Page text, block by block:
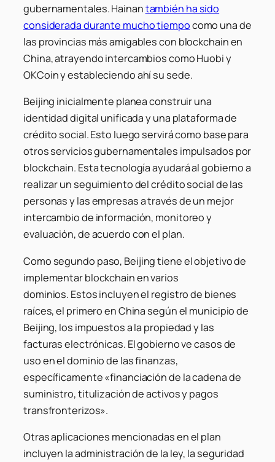
gubernamentales. Hainantambién ha sido
considerada durante mucho tiempocomo una de
las provincias más amigables con blockchain en
China, atrayendo intercambios como Huobi y
OKCoin y estableciendo ahí su sede.
Beijing inicialmente planea construir una
identidad digital unificada y una plataforma de
crédito social. Esto luego servirá como base para
otros servicios gubernamentales impulsados ​​por
blockchain. Esta tecnología ayudará al gobierno a
realizar un seguimiento del crédito social de las
personas y las empresas a través de un mejor
intercambio de información, monitoreo y
evaluación, de acuerdo con el plan.
Como segundo paso, Beijing tiene el objetivo de
implementar blockchain en varios
dominios. Estos incluyen el registro de bienes
raíces, el primero en China según el municipio de
Beijing, los impuestos a la propiedad y las
facturas electrónicas. El gobierno ve casos de
uso en el dominio de las finanzas,
específicamente «financiación de la cadena de
suministro, titulización de activos y pagos
transfronterizos».
Otras aplicaciones mencionadas en el plan
incluyen la administración de la ley, la seguridad